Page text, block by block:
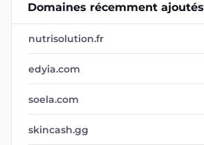
Domaines récemment ajoutés
nutrisolution.fr
edyia.com
soela.com
skincash.gg